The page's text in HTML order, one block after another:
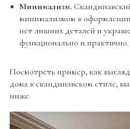
Минимализм.
минимализмом в оформлении
нет лишних деталей и
функционально и практично.
Посмотреть пример, как
дома в скандинавском стиле,
ниже.